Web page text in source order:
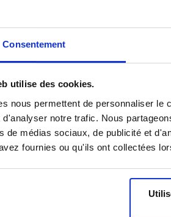
Consentement
utilise des cookies.
nous permettent de personnaliser le
d'analyser notre trafic. Nous
de médias sociaux, de publicité et
fournies ou qu'ils ont collectées
150 kW
électrique, fonction mémoire et
assistant de maintien de voie Lane
thermique et acoustique
électrique (1 vitesse)
(brut)
automatique